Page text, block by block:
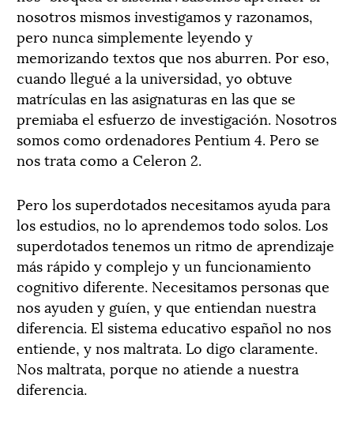
nosotros mismos investigamos y razonamos,
pero nunca simplemente leyendo y
memorizando textos que nos aburren. Por eso,
cuando llegué a la universidad, yo obtuve
matrículas en las asignaturas en las que se
premiaba el esfuerzo de investigación. Nosotros
somos como ordenadores Pentium 4. Pero se
nos trata como a Celeron 2.
Pero los superdotados necesitamos ayuda para
los estudios, no lo aprendemos todo solos. Los
superdotados tenemos un ritmo de aprendizaje
más rápido y complejo y un funcionamiento
cognitivo diferente. Necesitamos personas que
nos ayuden y guíen, y que entiendan nuestra
diferencia. El sistema educativo español no nos
entiende, y nos maltrata. Lo digo claramente.
Nos maltrata, porque no atiende a nuestra
diferencia.